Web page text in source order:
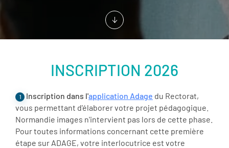
INSCRIPTION 2026
1 Inscription dans l'application Adage du Rectorat,
vous permettant d'élaborer votre projet pédagogique.
Normandie images n'intervient pas lors de cette phase.
Pour toutes informations concernant cette première
étape sur ADAGE, votre interlocutrice est votre